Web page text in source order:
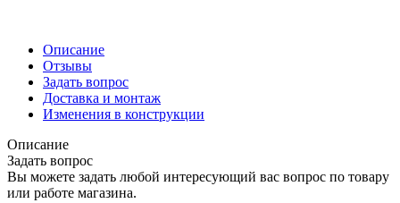
Описание
Отзывы
Задать вопрос
Доставка и монтаж
Изменения в конструкции
Описание
Задать вопрос
Вы можете задать любой интересующий вас вопрос по товару
или работе магазина.